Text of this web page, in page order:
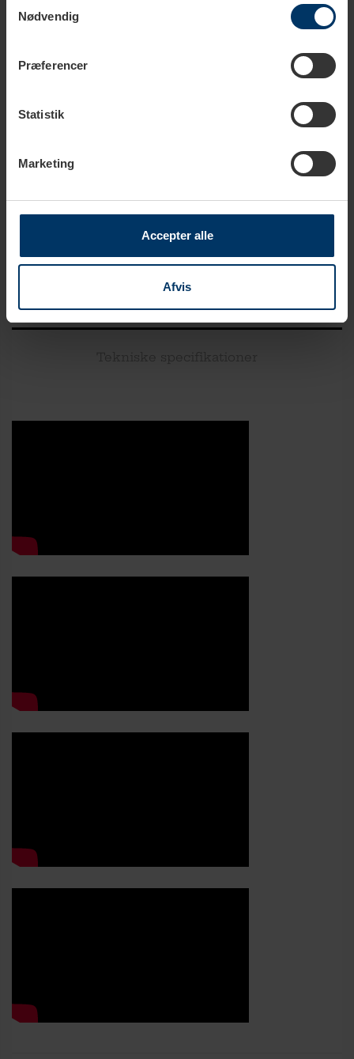
Nødvendig
Præferencer
Statistik
Marketing
Accepter alle
Afvis
Rigtig Kaffe Mixpakke 2,5kg Hele kaffebønner
Rigtig Kaffe Mixpakke 5,2kg Hele kaffebønner
Tilføj til kurv
Produktbeskrivelse